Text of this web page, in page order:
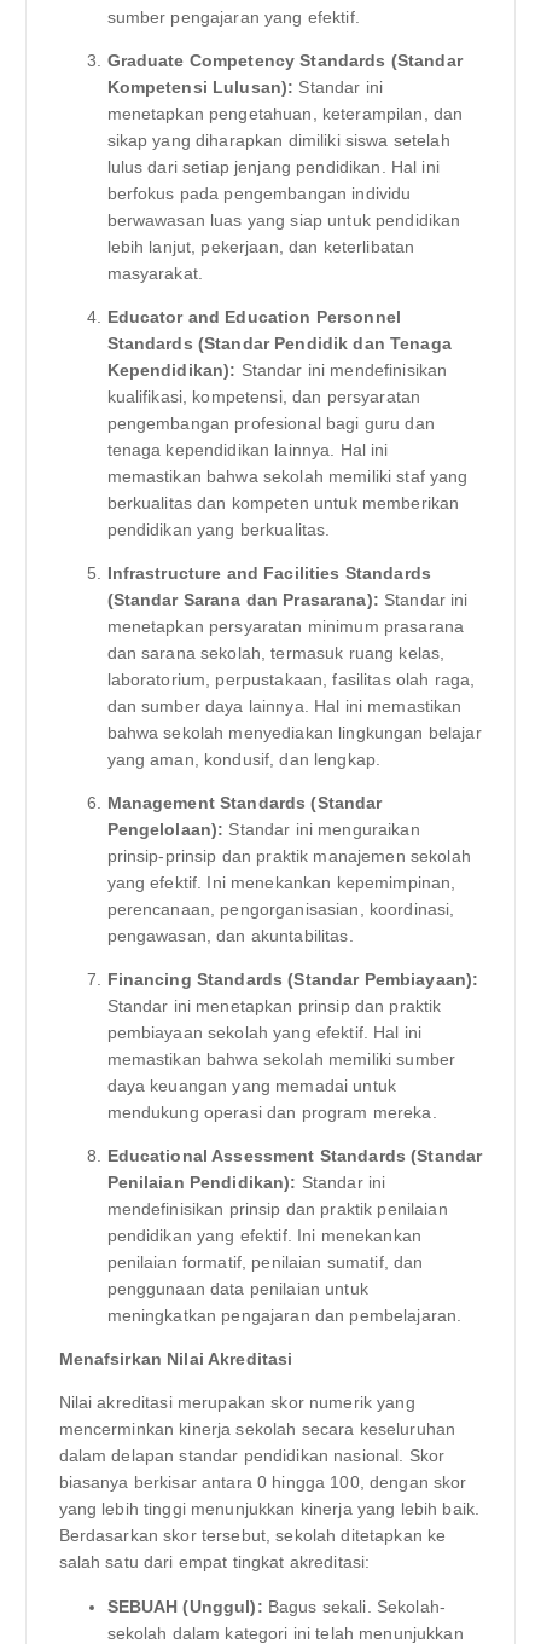
sumber pengajaran yang efektif.
Graduate Competency Standards (Standar
Kompetensi Lulusan): Standar ini
menetapkan pengetahuan, keterampilan, dan
sikap yang diharapkan dimiliki siswa setelah
lulus dari setiap jenjang pendidikan. Hal ini
berfokus pada pengembangan individu
berwawasan luas yang siap untuk pendidikan
lebih lanjut, pekerjaan, dan keterlibatan
masyarakat.
Educator and Education Personnel
Standards (Standar Pendidik dan Tenaga
Kependidikan): Standar ini mendefinisikan
kualifikasi, kompetensi, dan persyaratan
pengembangan profesional bagi guru dan
tenaga kependidikan lainnya. Hal ini
memastikan bahwa sekolah memiliki staf yang
berkualitas dan kompeten untuk memberikan
pendidikan yang berkualitas.
Infrastructure and Facilities Standards
(Standar Sarana dan Prasarana): Standar ini
menetapkan persyaratan minimum prasarana
dan sarana sekolah, termasuk ruang kelas,
laboratorium, perpustakaan, fasilitas olah raga,
dan sumber daya lainnya. Hal ini memastikan
bahwa sekolah menyediakan lingkungan belajar
yang aman, kondusif, dan lengkap.
Management Standards (Standar
Pengelolaan): Standar ini menguraikan
prinsip-prinsip dan praktik manajemen sekolah
yang efektif. Ini menekankan kepemimpinan,
perencanaan, pengorganisasian, koordinasi,
pengawasan, dan akuntabilitas.
Financing Standards (Standar Pembiayaan):
Standar ini menetapkan prinsip dan praktik
pembiayaan sekolah yang efektif. Hal ini
memastikan bahwa sekolah memiliki sumber
daya keuangan yang memadai untuk
mendukung operasi dan program mereka.
Educational Assessment Standards (Standar
Penilaian Pendidikan): Standar ini
mendefinisikan prinsip dan praktik penilaian
pendidikan yang efektif. Ini menekankan
penilaian formatif, penilaian sumatif, dan
penggunaan data penilaian untuk
meningkatkan pengajaran dan pembelajaran.
Menafsirkan Nilai Akreditasi
Nilai akreditasi merupakan skor numerik yang
mencerminkan kinerja sekolah secara keseluruhan
dalam delapan standar pendidikan nasional. Skor
biasanya berkisar antara 0 hingga 100, dengan skor
yang lebih tinggi menunjukkan kinerja yang lebih baik.
Berdasarkan skor tersebut, sekolah ditetapkan ke
salah satu dari empat tingkat akreditasi:
SEBUAH (Unggul): Bagus sekali. Sekolah-
sekolah dalam kategori ini telah menunjukkan